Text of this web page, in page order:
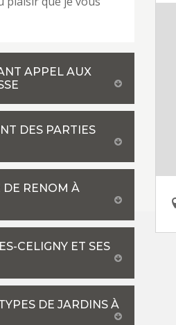
APPEL AUX
DES PARTIES
DE RENOM À
CELIGNY ET SES
DE JARDINS À